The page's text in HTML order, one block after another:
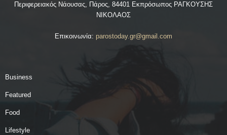
Περιφερειακός Νάουσας, Πάρος, 84401 Εκπρόσωπος ΡΑΓΚΟΥΣΗΣ
ΝΙΚΟΛΑΟΣ
Επικοινωνία: parostoday.gr@gmail.com
Business
Featured
Food
Lifestyle